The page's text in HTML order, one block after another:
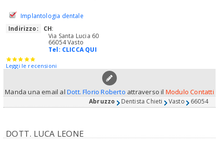
Implantologia dentale
Indirizzo:
CH:
Via Santa Lucia 60
66054 Vasto
Tel: CLICCA QUI
Leggi le recensioni
Manda una email al Dott. Florio Roberto attraverso il Modulo Contatti
Abruzzo Dentista Chieti Vasto 66054
DOTT. LUCA LEONE